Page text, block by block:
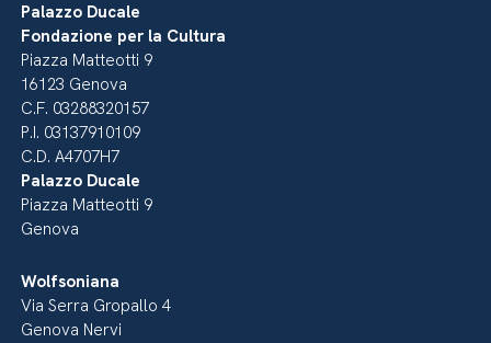
Palazzo Ducale
Fondazione per la Cultura
Piazza Matteotti 9
16123 Genova
C.F. 03288320157
P.I. 03137910109
C.D. A4707H7
Palazzo Ducale
Piazza Matteotti 9
Genova
Wolfsoniana
Via Serra Gropallo 4
Genova Nervi